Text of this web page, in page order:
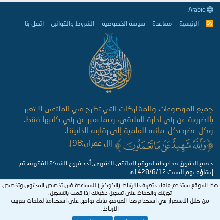
R
الرئيسية مساعدة سياسة الخصوصية الشروط والقوانين إتصل بنا
جميع الموضوعات والمشاركات التي تطرح في الملتقى لا تعبر
بالضرورة عن رأي إدارة الملتقى، وإنما تعبر عن رأي كاتبها فقط.
وكل عضو نكل أمانته العلمية إلى رقابته الذاتية!.
[آل عمران:98].
جميع الحقوق محفوظة لموقع الملتقى الفقهي, أحد فروع الشبكة الفقهية، تم
إنشاؤه يوم السبت 1428/8/12هـ
هذا الموقع يستخدم ملفات تعريف الارتباط (الكوكيز ) للمساعدة في تخصيص المحتوى وتخصيص
تجربتك والحفاظ على تسجيل دخولك إذا قمت بالتسجيل.
من خلال الاستمرار في استخدام هذا الموقع، فإنك توافق على استخدامنا لملفات تعريف
الارتباط.